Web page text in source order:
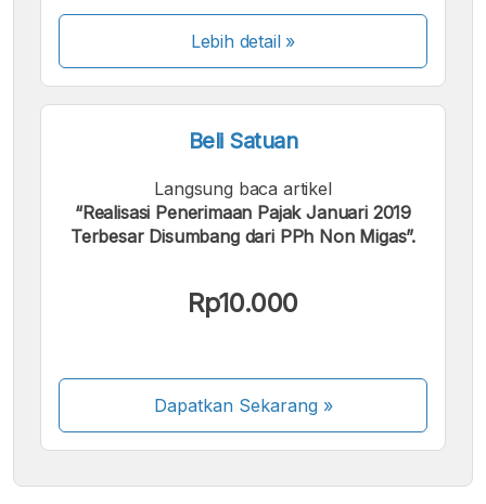
Lebih detail »
Beli Satuan
Langsung baca artikel
“Realisasi Penerimaan Pajak Januari 2019
Terbesar Disumbang dari PPh Non Migas”.
Rp10.000
Dapatkan Sekarang»
Kami menerima pembayaran berikut:
Beberapa metode pembayaran masih dalam
proses aktivasi.